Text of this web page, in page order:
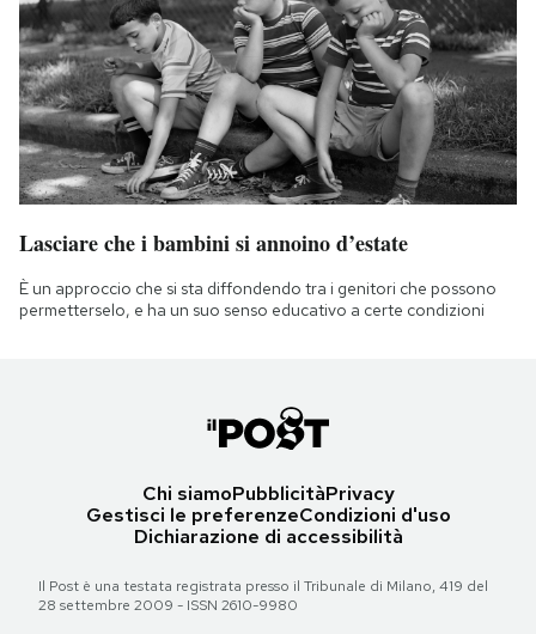
Lasciare che i bambini si annoino d’estate
È un approccio che si sta diffondendo tra i genitori che possono
permetterselo, e ha un suo senso educativo a certe condizioni
Chi siamoPubblicitàPrivacy
Gestisci le preferenzeCondizioni d'uso
Dichiarazione di accessibilità
Il Post è una testata registrata presso il Tribunale di Milano, 419 del
28 settembre 2009 - ISSN 2610-9980